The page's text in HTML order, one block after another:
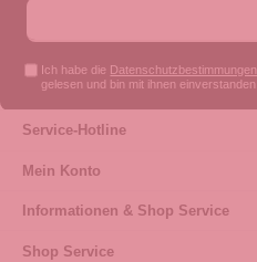
Ich habe die Datenschutzbestimmungen
gelesen und bin mit ihnen einverstanden.
Service-Hotline
Mein Konto
Informationen & Shop Service
Shop Service